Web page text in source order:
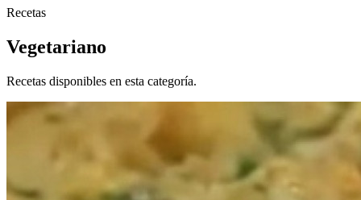
Recetas
Vegetariano
Recetas disponibles en esta categoría.